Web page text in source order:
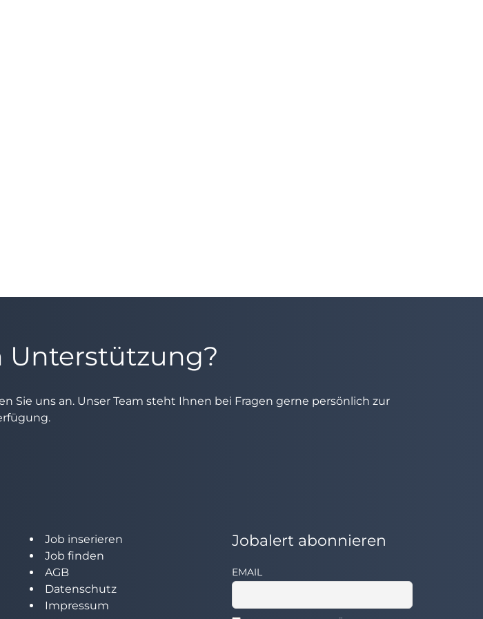
Unterstützung?
Sie uns an. Unser Team steht Ihnen bei Fragen gerne persönlich zur
Job inserieren
Job finden
AGB
Datenschutz
Impressum
Jobalert abonnieren
EMAIL